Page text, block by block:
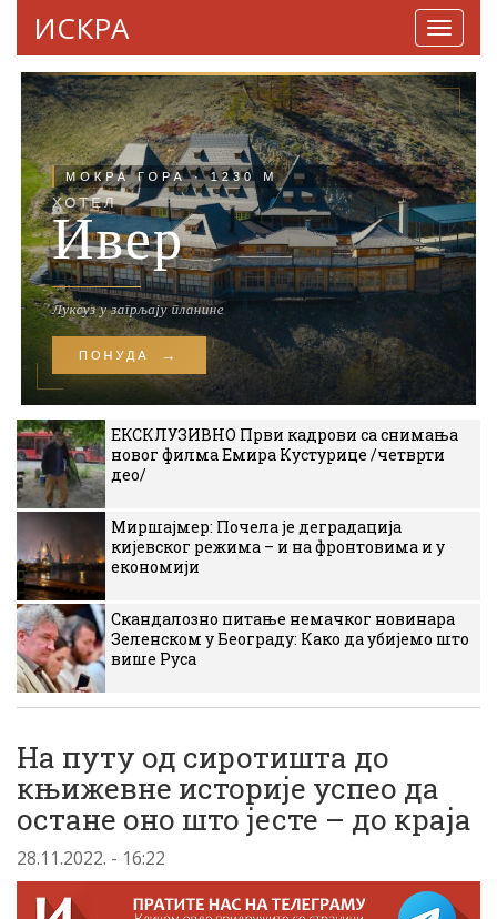
ИСКРА
ЕКСКЛУЗИВНО Први кадрови са снимања
новог филма Емира Кустурице /четврти
део/
Миршајмер: Почела је деградација
кијевског режима – и на фронтовима и у
економији
Скандалозно питање немачког новинара
Зеленском у Београду: Како да убијемо што
више Руса
На путу од сиротишта до
књижевне историје успео да
остане оно што јесте – до краја
28.11.2022. - 16:22